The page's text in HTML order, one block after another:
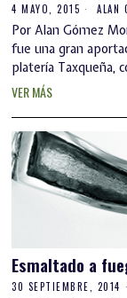
4 MAYO, 2015 ALAN
Por Alan Gómez
fue una gran
platería Taxqueña,
VER MÁS
Esmaltado a
30 SEPTIEMBRE, 2014